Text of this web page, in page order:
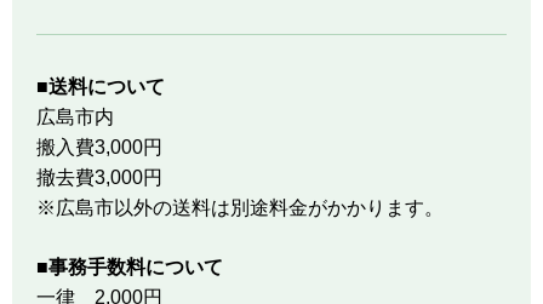
■送料について
広島市内
搬入費3,000円
撤去費3,000円
※広島市以外の送料は別途料金がかかります。
■事務手数料について
一律 2,000円